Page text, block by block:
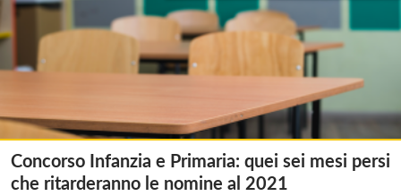
Concorso Infanzia e Primaria: quei sei mesi persi
che ritarderanno le nomine al 2021